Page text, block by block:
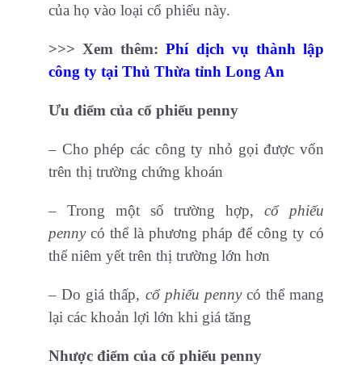
của họ vào loại cổ phiếu này.
>>> Xem thêm:Phí dịch vụ thành lập
công ty tại Thủ Thừa tỉnh Long An
Ưu điểm của cổ phiếu penny
– Cho phép các công ty nhỏ gọi được vốn
trên thị trường chứng khoán
– Trong một số trường hợp,cổ phiếu
pennycó thể là phương pháp để công ty có
thể niêm yết trên thị trường lớn hơn
– Do giá thấp, cổ phiếu pennycó thể mang
lại các khoản lợi lớn khi giá tăng
Nhược điểm của cổ phiếu penny